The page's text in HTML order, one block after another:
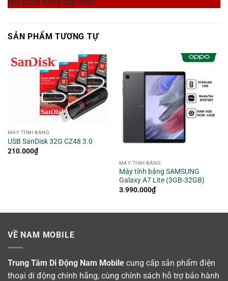
SẢN PHẨM TƯƠNG TỰ
MÁY TÍNH BẢNG
USB SanDisk 32G CZ48 3.0
210.000₫
MÁY TÍNH BẢNG
Máy tính bảng SAMSUNG
Galaxy A7 Lite (3GB-32GB)
3.990.000₫
VỀ NAM MOBILE
Trung Tâm Di Động Nam Mobile cung cấp sản phẩm điện
thoại di động chính hãng, cùng chính sách hỗ trợ bảo hành